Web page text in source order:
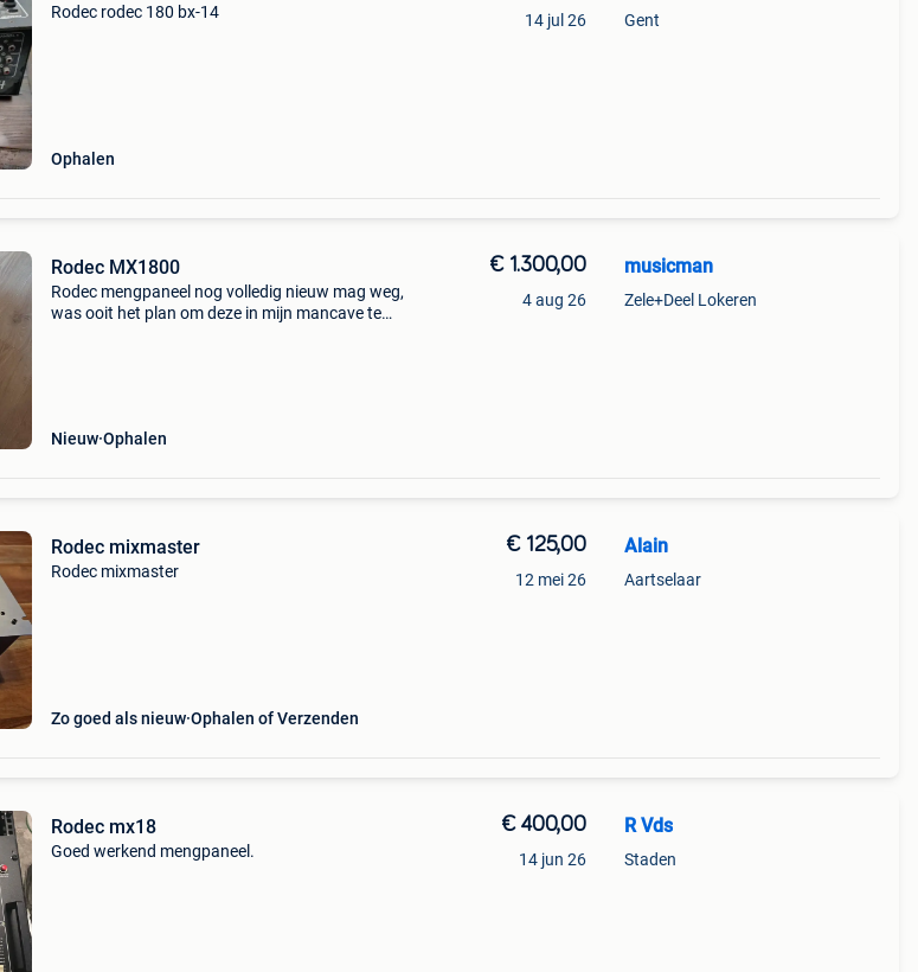
Rodec rodec 180 bx-14
Ophalen
14 jul 26 Gent
Rodec MX1800
Rodec mengpaneel nog volledig nieuw mag weg,
was ooit het plan om deze in mijn mancave te
Nieuw Ophalen
€ 1.300,00
4 aug 26
musicman
Zele+Deel Lokeren
Rodec mixmaster
Rodec mixmaster
Zo goed als nieuw Ophalen of Verzenden
€ 125,00
12 mei 26
Alain
Aartselaar
Rodec mx18
Goed werkend mengpaneel.
€ 400,00
14 jun 26
R Vds
Staden